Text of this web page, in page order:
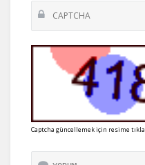
Captcha güncellemek için resime tıkla